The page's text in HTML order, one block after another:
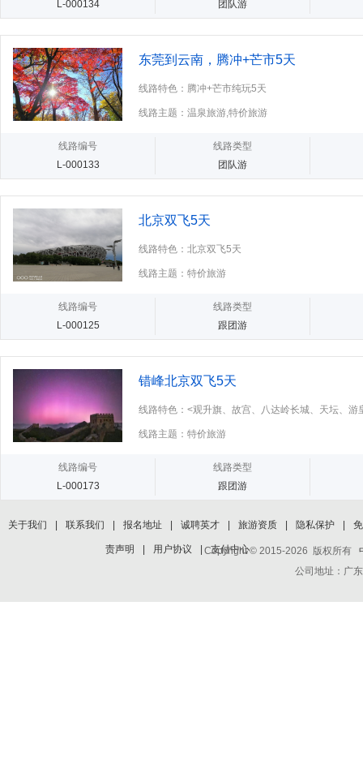
L-000134 团队游
东莞到云南，腾冲+芒市5天
线路特色：腾冲+芒市纯玩5天
线路主题：温泉旅游,特价旅游
线路编号
L-000133
线路类型
团队游
北京双飞5天
线路特色：北京双飞5天
线路主题：特价旅游
线路编号
L-000125
线路类型
跟团游
错峰北京双飞5天
线路特色：<观升旗、故宫、八达岭长城、天坛、游
线路主题：特价旅游
线路编号
L-000173
线路类型
跟团游
关于我们 联系我们 报名地址 诚聘英才 旅游资质 隐私保护 免
责声明 用户协议 支付中心
Copyright © 2015-2026 版权所有
公司地址：广